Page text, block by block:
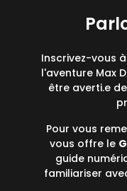
Inscrivez-vous
l'aventure Max
être averti.e
Pour vous
vous offre le
guide
familiariser